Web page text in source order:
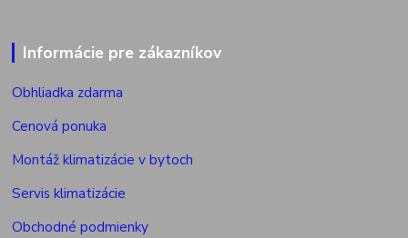
Informácie pre zákazníkov
Obhliadka zdarma
Cenová ponuka
Montáž klimatizácie v bytoch
Servis klimatizácie
Obchodné podmienky